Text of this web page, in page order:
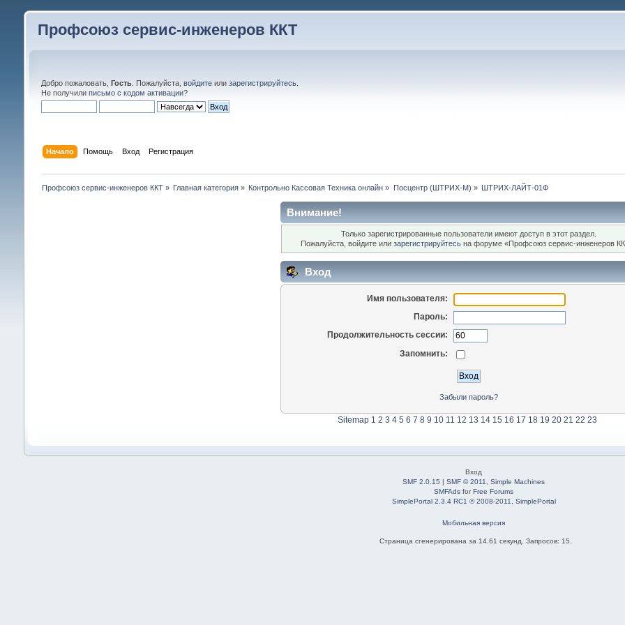
Профсоюз сервис-инженеров ККТ
Добро пожаловать, Гость. Пожалуйста, войдитеили зарегистрируйтесь.
Не получили письмо с кодом активации?
Начало Помощь Вход Регистрация
Профсоюз сервис-инженеров ККТ» Главная категория » Контрольно Кассовая Техника онлайн » Посцентр (ШТРИХ-М) » ШТРИХ-ЛАЙТ-01Ф
Внимание!
Только зарегистрированные пользователи имеют доступ в этот раздел.
Пожалуйста, войдите илизарегистрируйтесь на форуме «Профсоюз сервис-инженеров
Вход
Имя пользователя:
Пароль:
Продолжительность сессии:
Запомнить:
Забыли пароль?
Sitemap 1 2 3 4 5 6 7 8 9 10 11 12 13 14 15 16 17 18 19 20 21 22 23
Вход
SMF 2.0.15 |SMF © 2011 ,Simple Machines
SMFAds forFree Forums
SimplePortal 2.3.4 RC1 © 2008-2011, SimplePortal
Мобильная версия
Страница сгенерирована за 14.61 секунд. Запросов: 15.